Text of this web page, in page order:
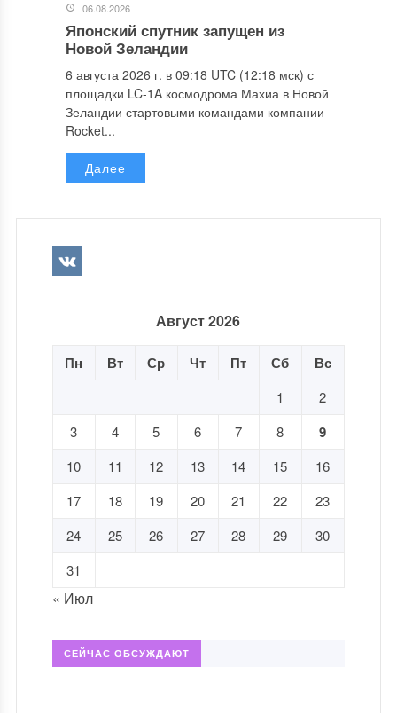
06.08.2026
Японский спутник запущен из
Новой Зеландии
6 августа 2026 г. в 09:18 UTC (12:18 мск) с
площадки LC-1A космодрома Махиа в Новой
Зеландии стартовыми командами компании
Rocket...
Далее
Август 2026
Пн Вт Ср Чт Пт Сб Вс
1
2
3
4 5 6 7 8 9
10 11 12 13 14 15
16
17
18 19 20 21 22
23
24
25 26 27 28 29
30
31
« Июл
СЕЙЧАС ОБСУЖДАЮТ